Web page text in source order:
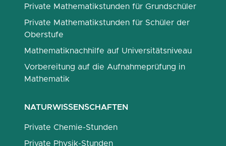
Private Mathematikstunden für Grundschüler
Private Mathematikstunden für Schüler der
Oberstufe
Mathematiknachhilfe auf Universitätsniveau
Vorbereitung auf die Aufnahmeprüfung in
Mathematik
NATURWISSENSCHAFTEN
Private Chemie-Stunden
Private Physik-Stunden